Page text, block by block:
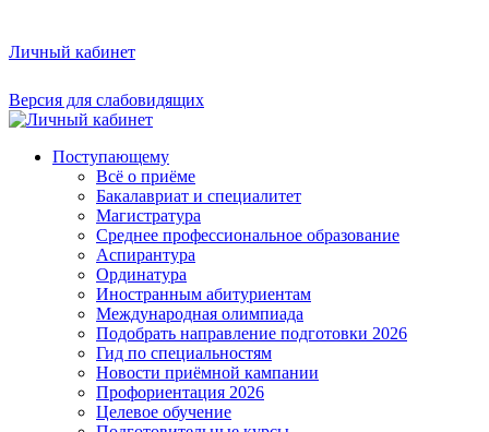
Личный кабинет
Версия для слабовидящих
Поступающему
Всё о приёме
Бакалавриат и специалитет
Магистратура
Среднее профессиональное образование
Аспирантура
Ординатура
Иностранным абитуриентам
Международная олимпиада
Подобрать направление подготовки 2026
Гид по специальностям
Новости приёмной кампании
Профориентация 2026
Целевое обучение